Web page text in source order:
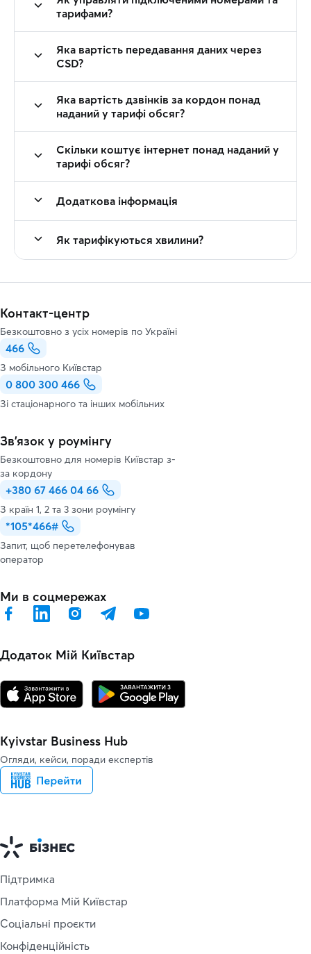
тарифами?
Яка вартість передавання даних через
CSD?
Яка вартість дзвінків за кордон понад
наданий у тарифі обсяг?
Скільки коштує інтернет понад наданий у
тарифі обсяг?
Додаткова інформація
Як тарифікуються хвилини?
Контакт-центр
Безкоштовно з усіх номерів по Україні
466
З мобільного Київстар
0 800 300 466
Зі стаціонарного та інших мобільних
Зв’язок у роумінгу
Безкоштовно для номерів Київстар з-
за кордону
+380 67 466 04 66
З країн 1, 2 та 3 зони роумінгу
*105*466#
Запит, щоб перетелефонував
оператор
Ми в соцмережах
Додаток Мій Київстар
Kyivstar Business Hub
Огляди, кейси, поради експертів
Підтримка
Платформа Мій Київстар
Соціальні проєкти
Конфіденційність